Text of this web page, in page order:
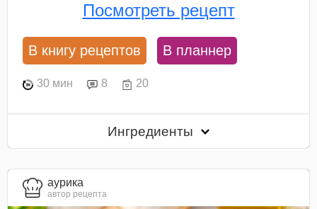
Посмотреть рецепт
В книгу рецептов В планнер
30 мин 8 20
Ингредиенты
aурика
автор рецепта